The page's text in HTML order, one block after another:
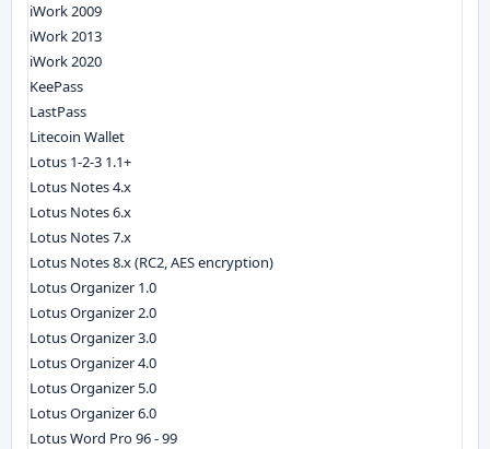
iWork 2009
iWork 2013
iWork 2020
KeePass
LastPass
Litecoin Wallet
Lotus 1-2-3 1.1+
Lotus Notes 4.x
Lotus Notes 6.x
Lotus Notes 7.x
Lotus Notes 8.x (RC2, AES encryption)
Lotus Organizer 1.0
Lotus Organizer 2.0
Lotus Organizer 3.0
Lotus Organizer 4.0
Lotus Organizer 5.0
Lotus Organizer 6.0
Lotus Word Pro 96 - 99